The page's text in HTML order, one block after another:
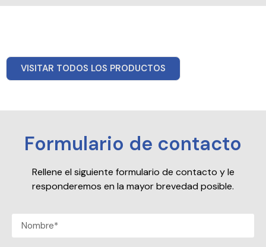
VISITAR TODOS LOS PRODUCTOS
Formulario de contacto
Rellene el siguiente formulario de contacto y le
responderemos en la mayor brevedad posible.